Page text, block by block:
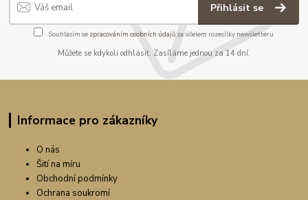
Přihlásit se
Souhlasím se zpracováním osobních údajůza účelem rozesílky newsletteru.
Můžete se kdykoli odhlásit. Zasíláme jednou za 14 dní.
Informace pro zákazníky
O nás
Šití na míru
Obchodní podmínky
Ochrana soukromí